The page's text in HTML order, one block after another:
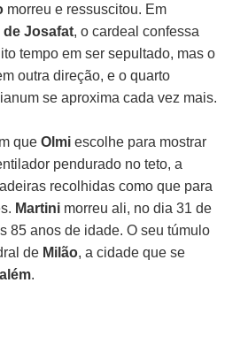
morreu e ressuscitou. Em
de Josafat, o cardeal confessa
tempo em ser sepultado, mas o
outra direção, e o quarto
se aproxima cada vez mais.
queOlmi escolhe para mostrar
pendurado no teto, a
recolhidas como que para
Martini morreu ali, no dia 31 de
85 anos de idade. O seu túmulo
de Milão, a cidade que se
.